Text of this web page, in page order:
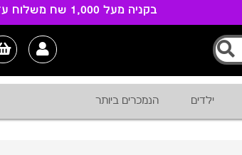
בקניה מעל 1,000 שח משלוח עד הבית ⭐ חינם ⭐
ילדים הנמכרים ביותר